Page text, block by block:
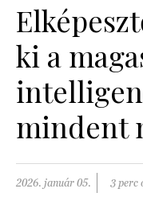
SZÉPSÉG
PÁRKAPCSOLAT
ki a
mindent
2026. január 05. 3 perc